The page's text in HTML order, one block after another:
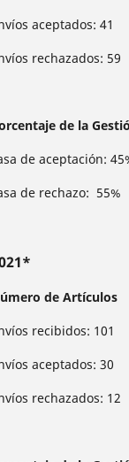
aceptados: 41
rechazados: 59
de la
de aceptación:
de rechazo: 55%
de Artículos
recibidos: 101
aceptados: 30
rechazados: 12